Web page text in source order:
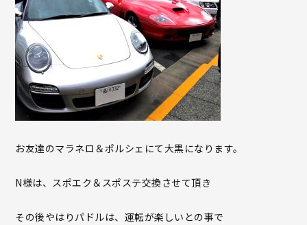
お友達のマラネロ＆ポルシェにて大黒になります。
N様は、スポエク＆スポステ交換させて頂き
その後やはりパドルは、運転が楽しいとの事で